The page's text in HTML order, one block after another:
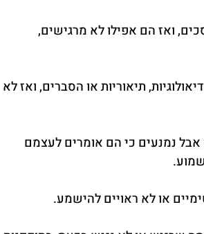
ואז הם אפילו לא מרגישים,
תיאוריות או הסברים, ואז לא
נמנעים כי הם אומרים לעצמם
או לא ראויים להישמע.